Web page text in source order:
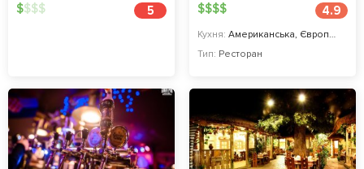
5
$$$$
Кухня: Американська, Європейська, Стейк-хаус
Тип: Ресторан
4.9
$$$$